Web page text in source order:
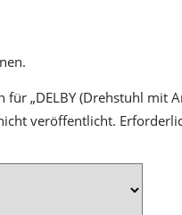
für „DELBY (Drehstuhl mit
veröffentlicht.